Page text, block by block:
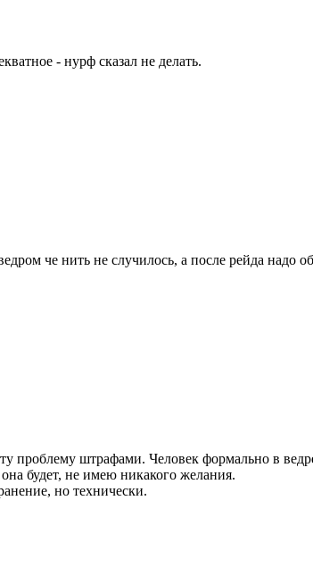
- нурф сказал не делать.
че нить не случилось, а после рейда надо
проблему штрафами. Человек формально в
будет, не имею никакого желания.
но технически.